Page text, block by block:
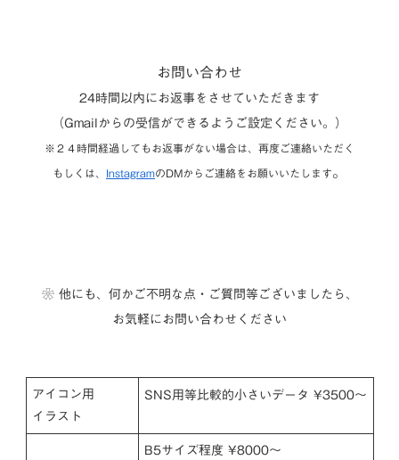
お問い合わせ
24時間以内にお返事をさせていただきます
（Gmailからの受信ができるようご設定ください。）
※２４時間経過してもお返事がない場合は、再度ご連絡いただく
もしくは、 InstagramのDMからご連絡をお願いいたします。
❀︎ 他にも、何かご不明な点・ご質問等ございましたら、
お気軽にお問い合わせください
アイコン用
イラスト
SNS用等比較的小さいデータ ¥3500～
B5サイズ程度 ¥8000～